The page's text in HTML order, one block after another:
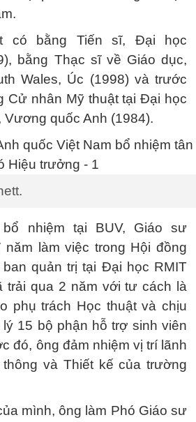
có bằng Tiến sĩ, Đại học
bằng Thạc sĩ về Giáo dục,
Wales, Úc (1998) và trước
Cử nhân Mỹ thuật tại Đại học
Vương quốc Anh (1984).
nhiệm tại BUV, Giáo sư
làm việc trong Hội đồng
quản trị tại Đại học RMIT
trải qua 2 năm với tư cách là
phụ trách Học thuật và chịu
15 bộ phận hỗ trợ sinh viên
đó, ông đảm nhiệm vị trí lãnh
và Thiết kế của trường
mình, ông làm Phó Giáo sư